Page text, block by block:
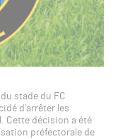
stade du FC
d’arrêter les
Cette décision a été
préfectorale de